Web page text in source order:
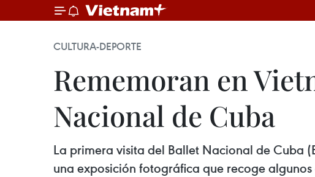
CULTURA-DEPORTE
Rememoran en
Nacional de Cuba
La primera visita del Ballet Nacional de Cuba
una exposición fotográfica que recoge